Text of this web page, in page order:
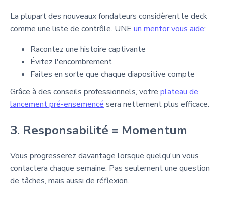
La plupart des nouveaux fondateurs considèrent le deck
comme une liste de contrôle. UNE un mentor vous aide:
Racontez une histoire captivante
Évitez l'encombrement
Faites en sorte que chaque diapositive compte
Grâce à des conseils professionnels, votre plateau de
lancement pré-ensemencé sera nettement plus efficace.
3. Responsabilité = Momentum
Vous progresserez davantage lorsque quelqu'un vous
contactera chaque semaine. Pas seulement une question
de tâches, mais aussi de réflexion.